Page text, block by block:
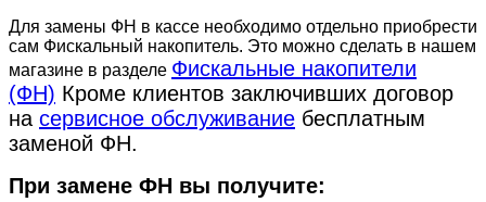
Для замены ФН в кассе необходимо отдельно приобрести
сам Фискальный накопитель. Это можно сделать в нашем
магазине в разделе Фискальные накопители
(ФН) Кроме клиентов заключивших договор
на сервисное обслуживание бесплатным
заменой ФН.
При замене ФН вы получите: